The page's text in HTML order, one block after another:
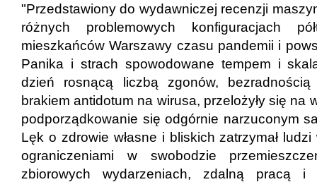
"Przedstawiony do wydawniczej recenzji
różnych problemowych konfiguracjach
mieszkańców Warszawy czasu pandemii i
Panika i strach spowodowane tempem i
dzień rosnącą liczbą zgonów,
brakiem antidotum na wirusa, przelożyły się na
podporządkowanie się odgórnie narzuconym
Lęk o zdrowie własne i bliskich zatrzymał
ograniczeniami w swobodzie
zbiorowych wydarzeniach, zdalną pracą i